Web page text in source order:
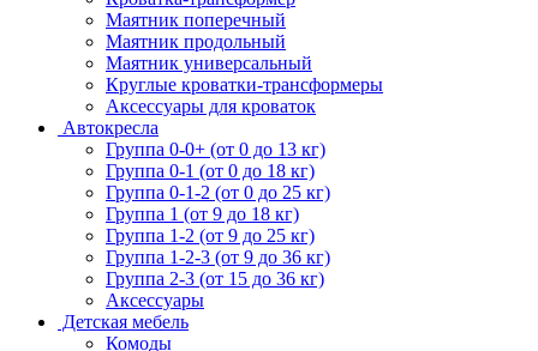
Маятник поперечный
Маятник продольный
Маятник универсальный
Круглые кроватки-трансформеры
Аксессуары для кроваток
Автокресла
Группа 0-0+ (от 0 до 13 кг)
Группа 0-1 (от 0 до 18 кг)
Группа 0-1-2 (от 0 до 25 кг)
Группа 1 (от 9 до 18 кг)
Группа 1-2 (от 9 до 25 кг)
Группа 1-2-3 (от 9 до 36 кг)
Группа 2-3 (от 15 до 36 кг)
Аксессуары
Детская мебель
Комоды